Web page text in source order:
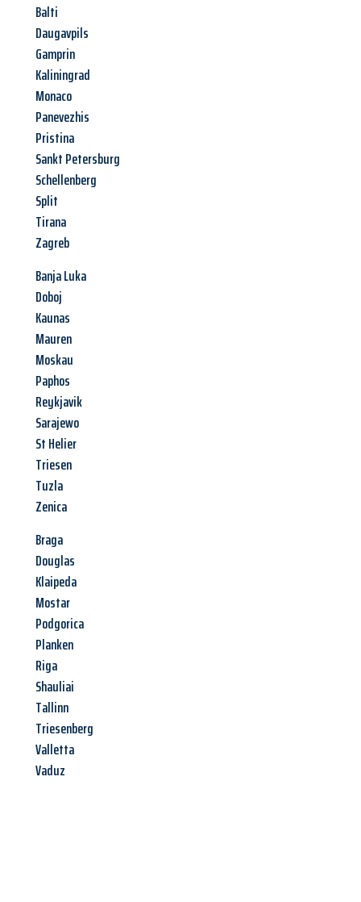
Balti
Daugavpils
Gamprin
Kaliningrad
Monaco
Panevezhis
Pristina
Sankt Petersburg
Schellenberg
Split
Tirana
Zagreb
Banja Luka
Doboj
Kaunas
Mauren
Moskau
Paphos
Reykjavik
Sarajewo
St Helier
Triesen
Tuzla
Zenica
Braga
Douglas
Klaipeda
Mostar
Podgorica
Planken
Riga
Shauliai
Tallinn
Triesenberg
Valletta
Vaduz